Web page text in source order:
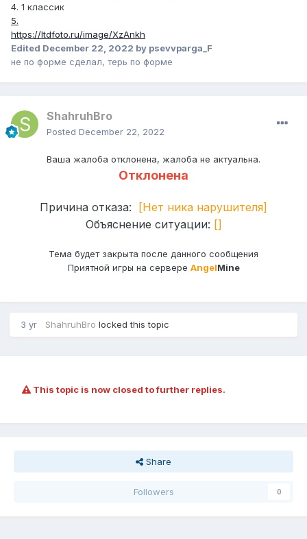
4. 1 классик
5.
https://ltdfoto.ru/image/XzAnkh
Edited December 22, 2022 by psevvparga_F
не по форме сделал, терь по форме
ShahruhBro
Posted December 22, 2022
Ваша жалоба отклонена, жалоба не актуальна.
Отклонена
Причина отказа:
[Нет ника нарушителя]
Объяснение ситуации: []
Тема будет закрыта после данного сообщения
Приятной игры на сервере AngelMine
3 yr ShahruhBro locked this topic
This topic is now closed to further replies.
Share
Followers 0